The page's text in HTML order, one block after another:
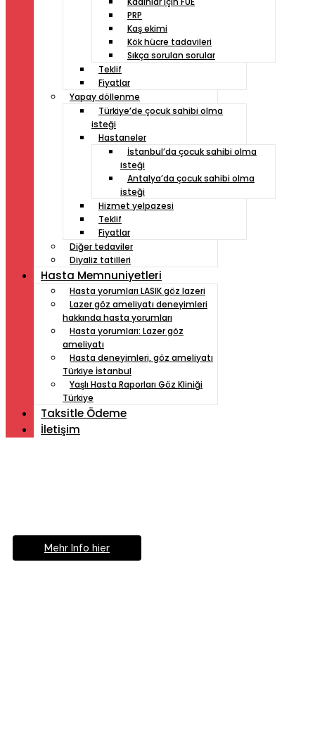
PRP
Kaş ekimi
Kök hücre tadavileri
Sıkça sorulan sorular
Teklif
Fiyatlar
Yapay döllenme
Türkiye’de çocuk sahibi olma
isteği
Hastaneler
İstanbul’da çocuk sahibi olma
isteği
Antalya’da çocuk sahibi olma
isteği
Hizmet yelpazesi
Teklif
Fiyatlar
Diğer tedaviler
Diyaliz tatilleri
Hasta Memnuniyetleri
Hasta yorumları LASIK göz lazeri
Lazer göz ameliyatı deneyimleri
hakkında hasta yorumları
Hasta yorumları: Lazer göz
ameliyatı
Hasta deneyimleri, göz ameliyatı
Türkiye İstanbul
Yaşlı Hasta Raporları Göz Kliniği
Türkiye
Taksitle Ödeme
İletişim
Mehr Info hier